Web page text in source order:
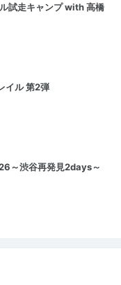
試走キャンプ with 高橋
イル 第2弾
～渋谷再発見2days～